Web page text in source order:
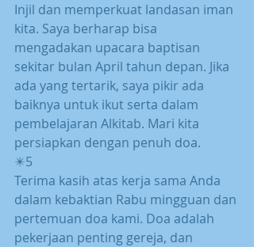
Injil dan memperkuat landasan iman
kita. Saya berharap bisa
mengadakan upacara baptisan
sekitar bulan April tahun depan. Jika
ada yang tertarik, saya pikir ada
baiknya untuk ikut serta dalam
pembelajaran Alkitab. Mari kita
persiapkan dengan penuh doa.
✴️5
Terima kasih atas kerja sama Anda
dalam kebaktian Rabu mingguan dan
pertemuan doa kami. Doa adalah
pekerjaan penting gereja, dan